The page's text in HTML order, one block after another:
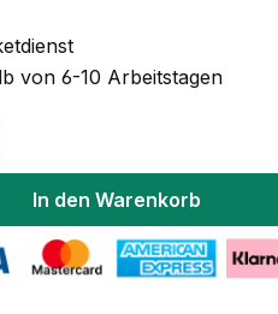
von 6-10 Arbeitstagen
In den Warenkorb